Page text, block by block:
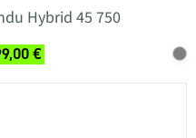
Hybrid 45 750
€